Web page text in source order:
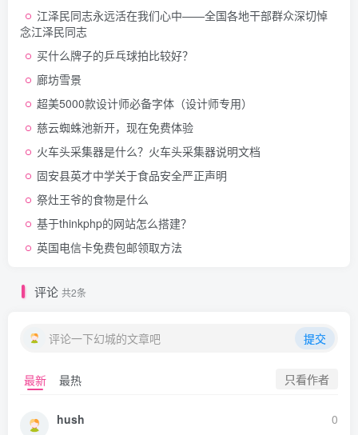
江泽民同志永远活在我们心中——全国各地干部群众深切悼
念江泽民同志
买什么牌子的乒乓球拍比较好？
廊坊雪景
超美5000款设计师必备字体（设计师专用）
慈云蜘蛛池新开，现在免费体验
火车头采集器是什么？火车头采集器说明文档
固安县英才中学关于食品安全严正声明
祭灶王爷的食物是什么
基于thinkphp的网站怎么搭建？
英国电信卡免费包邮领取方法
评论 共2条
评论一下幻城的文章吧 提交
最新 最热 只看作者
hush
0